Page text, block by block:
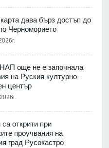
дава бърз достъп до
Черноморието
още не е започнала
на Руския културно-
център
открити при
проучвания на
град Русокастро